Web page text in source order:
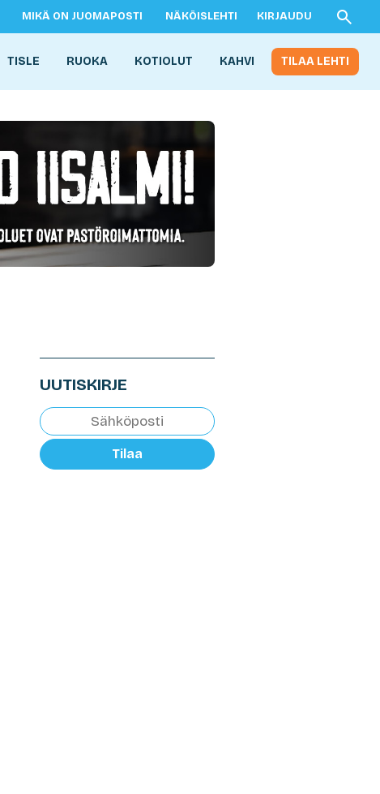
MIKÄ ON JUOMAPOSTI NÄKÖISLEHTI KIRJAUDU
TISLE RUOKA KOTIOLUT KAHVI TILAA LEHTI
UUTISKIRJE
Tilaa